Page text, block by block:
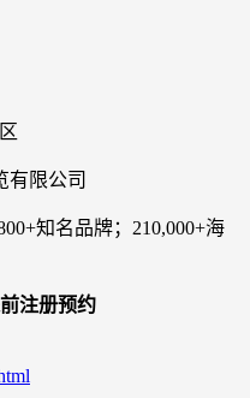
有限公司
知名品牌；210,000+海
注册预约